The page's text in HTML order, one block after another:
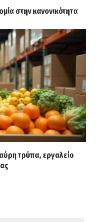
στην κανονικότητα
τρύπα, εργαλείο